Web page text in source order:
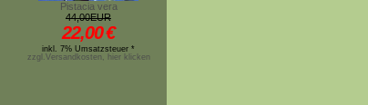
Pistacia vera
44,00EUR
22,00€
inkl. 7% Umsatzsteuer *
zzgl.Versandkosten, hier klicken